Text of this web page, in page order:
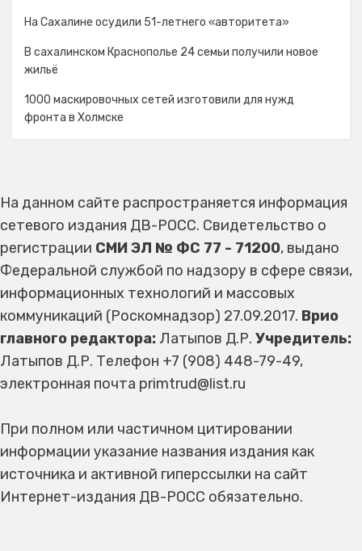
На Сахалине осудили 51-летнего «авторитета»
В сахалинском Краснополье 24 семьи получили новое
жильё
1000 маскировочных сетей изготовили для нужд
фронта в Холмске
На данном сайте распространяется информация
сетевого издания ДВ-РОСС. Свидетельство о
регистрации СМИ ЭЛ № ФС 77 - 71200, выдано
Федеральной службой по надзору в сфере связи,
информационных технологий и массовых
коммуникаций (Роскомнадзор) 27.09.2017. Врио
главного редактора: Латыпов Д.Р. Учредитель:
Латыпов Д.Р. Телефон +7 (908) 448-79-49,
электронная почта primtrud@list.ru
При полном или частичном цитировании
информации указание названия издания как
источника и активной гиперссылки на сайт
Интернет-издания ДВ-РОСС обязательно.